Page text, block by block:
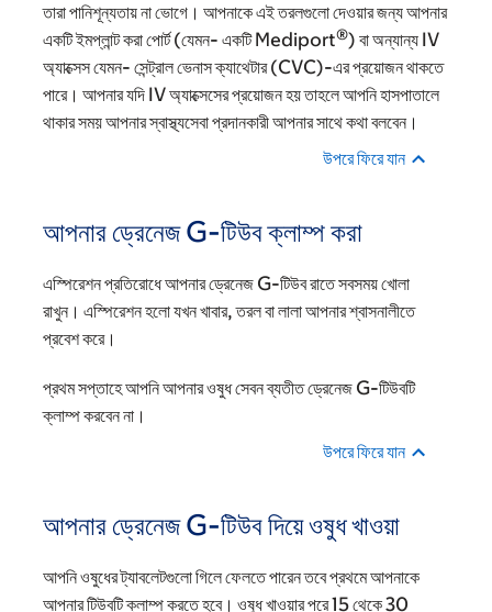
তারা পানিশূন্যতায় না ভোগে। আপনাকে এই তরলগুলো দেওয়ার জন্য আপনার
একটি ইমপ্লান্ট করা পোর্ট (যেমন- একটি Mediport®) বা অন্যান্য IV
অ্যাক্সেস যেমন- সেন্ট্রাল ভেনাস ক্যাথেটার (CVC)-এর প্রয়োজন থাকতে
পারে। আপনার যদি IV অ্যাক্সেসের প্রয়োজন হয় তাহলে আপনি হাসপাতালে
থাকার সময় আপনার স্বাস্থ্যসেবা প্রদানকারী আপনার সাথে কথা বলবেন।
উপরে ফিরে যান
আপনার ড্রেনেজ G-টিউব ক্লাম্প করা
এস্পিরেশন প্রতিরোধে আপনার ড্রেনেজ G-টিউব রাতে সবসময় খোলা
রাখুন। এস্পিরেশন হলো যখন খাবার, তরল বা লালা আপনার শ্বাসনালীতে
প্রবেশ করে।
প্রথম সপ্তাহে আপনি আপনার ওষুধ সেবন ব্যতীত ড্রেনেজ G-টিউবটি
ক্লাম্প করবেন না।
উপরে ফিরে যান
আপনার ড্রেনেজ G-টিউব দিয়ে ওষুধ খাওয়া
আপনি ওষুধের ট্যাবলেটগুলো গিলে ফেলতে পারেন তবে প্রথমে আপনাকে
আপনার টিউবটি ক্লাম্প করতে হবে। ওষুধ খাওয়ার পরে 15 থেকে 30